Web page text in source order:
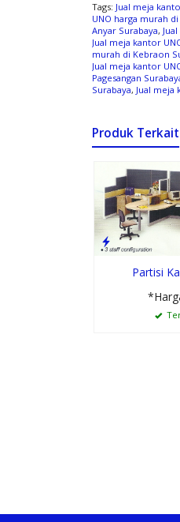
Tags: Jual meja
UNO harga murah
Anyar Surabaya,
Jual meja kantor
murah di Kebraon
Jual meja kantor
Pagesangan
Surabaya, Jual meja
Produk Terkait
Partisi